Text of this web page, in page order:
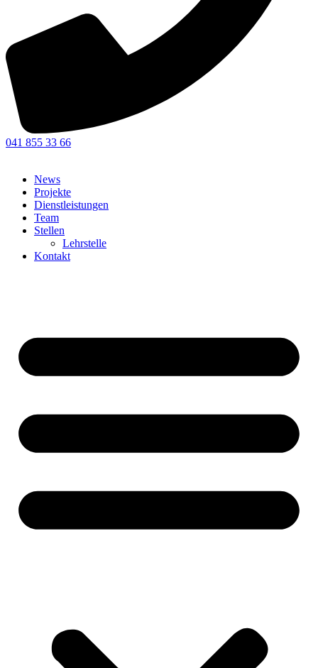
041 855 33 66
News
Projekte
Dienstleistungen
Team
Stellen
Lehrstelle
Kontakt